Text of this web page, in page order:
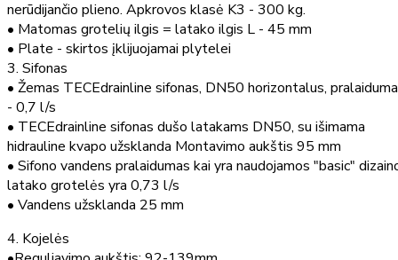
nerūdijančio plieno. Apkrovos klasė K3 - 300 kg.
• Matomas grotelių ilgis = latako ilgis L - 45 mm
• Plate - skirtos įklijuojamai plytelei
3. Sifonas
• Žemas TECEdrainline sifonas, DN50 horizontalus,
- 0,7 l/s
• TECEdrainline sifonas dušo latakams DN50, su išimama
hidrauline kvapo užsklanda Montavimo aukštis 95 mm
• Sifono vandens pralaidumas kai yra naudojamos "basic"
latako grotelės yra 0,73 l/s
• Vandens užsklanda 25 mm
4. Kojelės